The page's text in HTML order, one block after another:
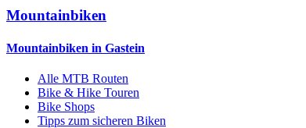
Mountainbiken
Mountainbiken in Gastein
Alle MTB Routen
Bike & Hike Touren
Bike Shops
Tipps zum sicheren Biken